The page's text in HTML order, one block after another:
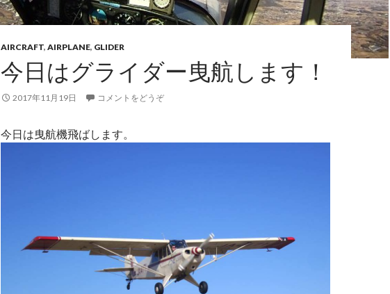
AIRCRAFT, AIRPLANE, GLIDER
今日はグライダー曳航します！
2017年11月19日 コメントをどうぞ
今日は曳航機飛ばします。